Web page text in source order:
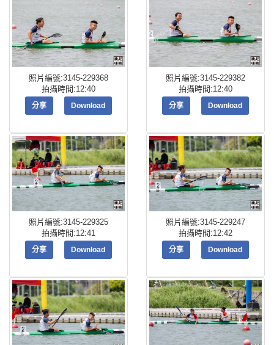
照片編號:3145-229368
拍攝時間:12:40
分享 Download
照片編號:3145-229382
拍攝時間:12:40
分享 Download
照片編號:3145-229325
拍攝時間:12:41
分享 Download
照片編號:3145-229247
拍攝時間:12:42
分享 Download